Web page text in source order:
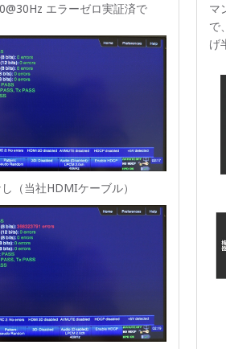
エラーゼロ実証済で
（当社HDMIケーブル）
マ
で
げ